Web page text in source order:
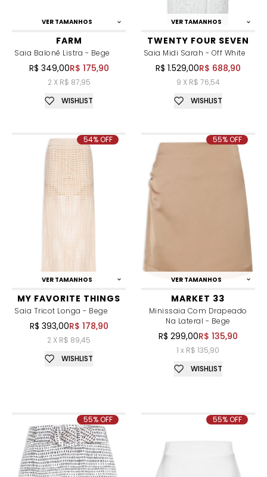
VER TAMANHOS
FARM
Saia Balonê Listra - Bege
R$ 349,00R$ 175,90
2 X R$ 87,95
WISHLIST
VER TAMANHOS
TWENTY FOUR SEVEN
Saia Midi Sarah - Off White
R$ 1.529,00R$ 688,90
9 X R$ 76,54
WISHLIST
VER TAMANHOS
MY FAVORITE THINGS
Saia Tricot Longa - Bege
R$ 393,00R$ 178,90
2 X R$ 89,45
54% OFF
WISHLIST
VER TAMANHOS
MARKET 33
Minissaia Com Drapeado
Na Lateral - Bege
R$ 299,00R$ 135,90
1 x R$ 135,90
55% OFF
WISHLIST
55% OFF 55% OFF